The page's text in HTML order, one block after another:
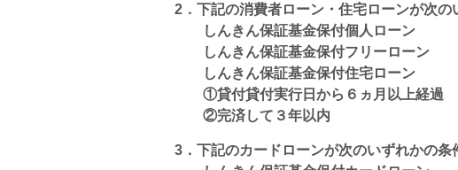
2．下記の消費者ローン・住宅ローンが次
しんきん保証基金保付個人ローン
しんきん保証基金保付フリーローン
しんきん保証基金保付住宅ローン
①貸付貸付実行日から６ヵ月以上経過
②完済して３年以内
3．下記のカードローンが次のいずれかの条